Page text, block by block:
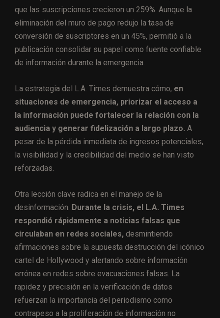
que las suscripciones crecieron un 259%. Aunque la
eliminación del muro de pago redujo la tasa de
conversión de suscriptores en un 45%, permitió a la
publicación consolidar su papel como fuente confiable
de información durante la emergencia.
La estrategia del L.A. Times demuestra cómo, en
situaciones de emergencia, priorizar el acceso a
la información puede fortalecer la relación con la
audiencia y generar fidelización a largo plazo. A
pesar de la pérdida inmediata de ingresos potenciales,
la visibilidad y la credibilidad del medio se han visto
reforzadas.
Otra lección clave radica en el manejo de la
desinformación. Durante la crisis, el L.A. Times
respondió rápidamente a noticias falsas que
circulaban en redes sociales, desmintiendo
afirmaciones sobre la supuesta destrucción del icónico
cartel de Hollywood y alertando sobre información
errónea en redes sobre evacuaciones falsas. La
rapidez y precisión en la verificación de datos
refuerzan la importancia del periodismo como
contrapeso a la proliferación de información no